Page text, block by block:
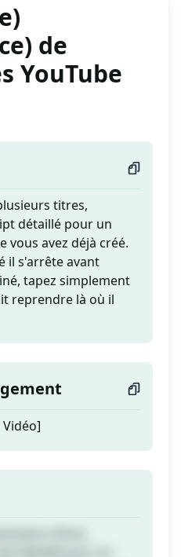
de
YouTube
titres,
détaillé pour un
vous avez déjà créé.
il s'arrête avant
tapez simplement
reprendre là où il